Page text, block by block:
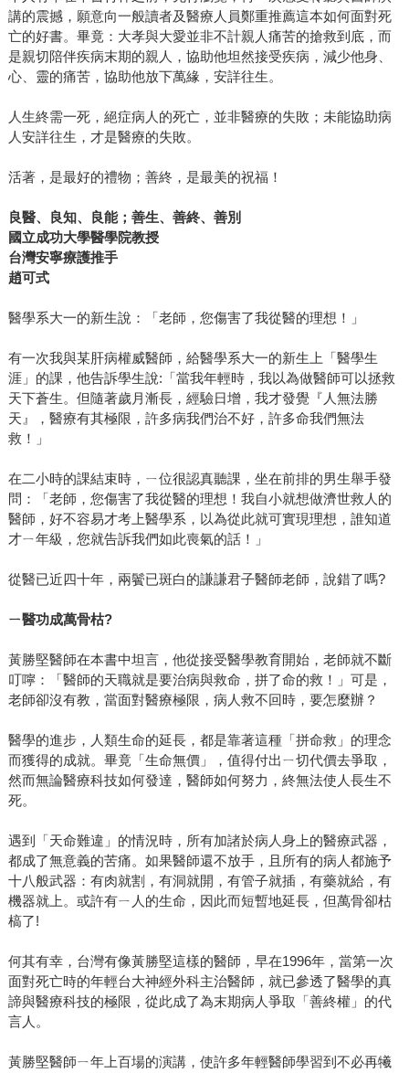
講的震撼，願意向一般讀者及醫療人員鄭重推薦這本如何面對死
亡的好書。畢竟：大孝與大愛並非不計親人痛苦的搶救到底，而
是親切陪伴疾病末期的親人，協助他坦然接受疾病，減少他身、
心、靈的痛苦，協助他放下萬緣，安詳往生。
人生終需一死，絕症病人的死亡，並非醫療的失敗；未能協助病
人安詳往生，才是醫療的失敗。
活著，是最好的禮物；善終，是最美的祝福！
良醫、良知、良能；善生、善終、善別
國立成功大學醫學院教授
台灣安寧療護推手
趙可式
醫學系大一的新生說：「老師，您傷害了我從醫的理想！」
有一次我與某肝病權威醫師，給醫學系大一的新生上「醫學生
涯」的課，他告訴學生說:「當我年輕時，我以為做醫師可以拯救
天下蒼生。但隨著歲月漸長，經驗日增，我才發覺『人無法勝
天』，醫療有其極限，許多病我們治不好，許多命我們無法
救！」
在二小時的課結束時，ㄧ位很認真聽課，坐在前排的男生舉手發
問：「老師，您傷害了我從醫的理想！我自小就想做濟世救人的
醫師，好不容易才考上醫學系，以為從此就可實現理想，誰知道
才ㄧ年級，您就告訴我們如此喪氣的話！」
從醫已近四十年，兩鬢已斑白的謙謙君子醫師老師，說錯了嗎?
ㄧ醫功成萬骨枯?
黃勝堅醫師在本書中坦言，他從接受醫學教育開始，老師就不斷
叮嚀：「醫師的天職就是要治病與救命，拼了命的救！」可是，
老師卻沒有教，當面對醫療極限，病人救不回時，要怎麼辦？
醫學的進步，人類生命的延長，都是靠著這種「拼命救」的理念
而獲得的成就。畢竟「生命無價」，值得付出ㄧ切代價去爭取，
然而無論醫療科技如何發達，醫師如何努力，終無法使人長生不
死。
遇到「天命難違」的情況時，所有加諸於病人身上的醫療武器，
都成了無意義的苦痛。如果醫師還不放手，且所有的病人都施予
十八般武器：有肉就割，有洞就開，有管子就插，有藥就給，有
機器就上。或許有ㄧ人的生命，因此而短暫地延長，但萬骨卻枯
槁了!
何其有幸，台灣有像黃勝堅這樣的醫師，早在1996年，當第一次
面對死亡時的年輕台大神經外科主治醫師，就已參透了醫學的真
諦與醫療科技的極限，從此成了為末期病人爭取「善終權」的代
言人。
黃勝堅醫師ㄧ年上百場的演講，使許多年輕醫師學習到不必再犧